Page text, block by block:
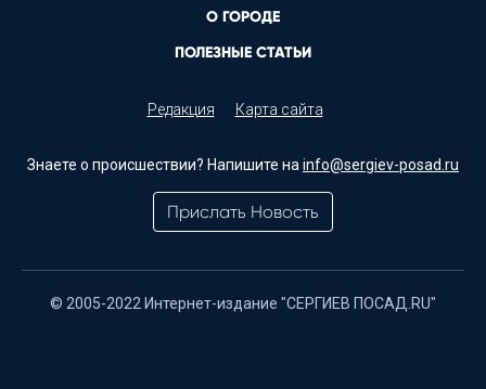
О ГОРОДЕ
ПОЛЕЗНЫЕ СТАТЬИ
Редакция Карта сайта
Знаете о происшествии? Напишите на info@sergiev-posad.ru
Прислать Новость
© 2005-2022 Интернет-издание "СЕРГИЕВ ПОСАД.RU"